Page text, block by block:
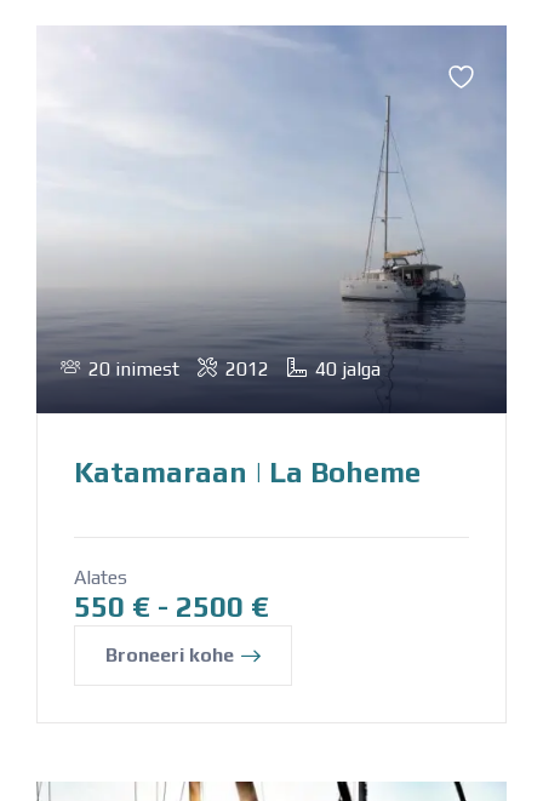
20 inimest 2012 40 jalga
Katamaraan | La Boheme
Alates
550 € - 2500 €
Broneeri kohe